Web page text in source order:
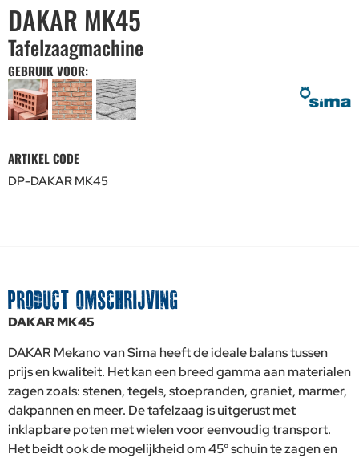
DAKAR MK45
Tafelzaagmachine
GEBRUIK VOOR:
ARTIKEL CODE
DP-DAKAR MK45
PRODUCT OMSCHRIJVING
DAKAR MK45
DAKAR Mekano van Sima heeft de ideale balans tussen
prijs en kwaliteit. Het kan een breed gamma aan materialen
zagen zoals: stenen, tegels, stoepranden, graniet, marmer,
dakpannen en meer. De tafelzaag is uitgerust met
inklapbare poten met wielen voor eenvoudig transport.
Het beidt ook de mogelijkheid om 45° schuin te zagen en